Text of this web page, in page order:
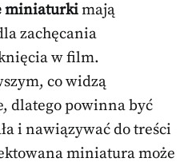
miniaturkimają
zachęcania
w film.
co widzą
dlatego powinna być
i nawiązywać do treści
miniatura może